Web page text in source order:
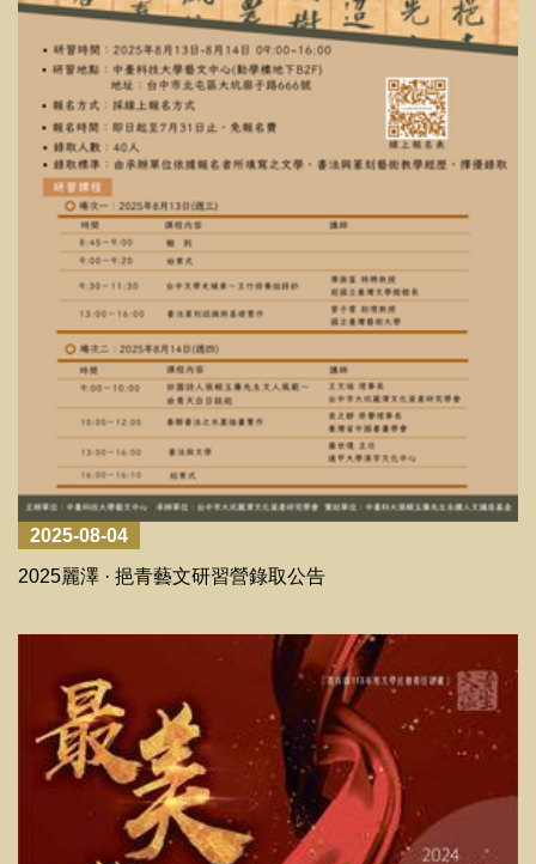
115/05/07-115/05/21 旅遊記趣
2026-06-05
115/03/30-115/04/24 中臺科技大學教職員創作展暨廖啟鎮
老師蛋雕特展
2025-08-04
2025麗澤 · 挹青藝文研習營錄取公告